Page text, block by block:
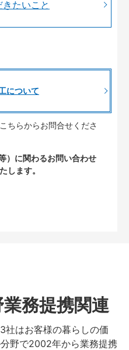
たいこと
について
ちらからお問合せくださ
）に関わるお問い合わせ
します。
務提携関連
社はお客様の暮らしの価
野で2002年から業務提携